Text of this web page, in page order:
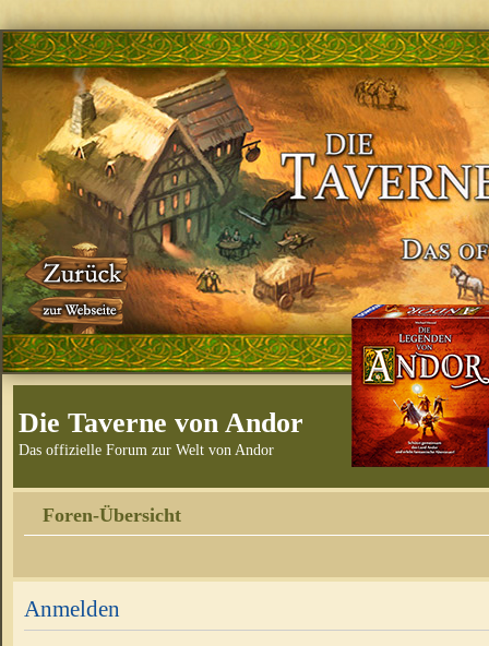
Die Taverne von Andor
Das offizielle Forum zur Welt von Andor
Foren-Übersicht
Anmelden